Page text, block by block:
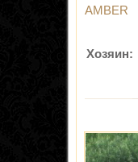
AMBER
Хозяин: